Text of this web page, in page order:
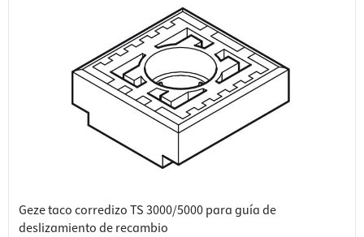
Geze taco corredizo TS 3000/5000 para guía de
deslizamiento de recambio